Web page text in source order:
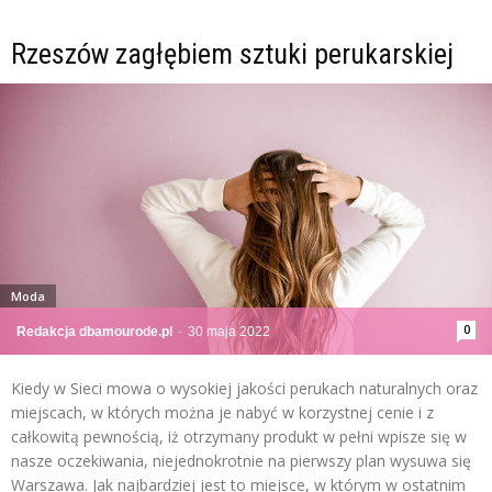
Rzeszów zagłębiem sztuki perukarskiej
Redakcja dbamourode.pl - 30 maja 2022 0
Moda
Kiedy w Sieci mowa o wysokiej jakości perukach naturalnych oraz
miejscach, w których można je nabyć w korzystnej cenie i z
całkowitą pewnością, iż otrzymany produkt w pełni wpisze się w
nasze oczekiwania, niejednokrotnie na pierwszy plan wysuwa się
Warszawa. Jak najbardziej jest to miejsce, w którym w ostatnim